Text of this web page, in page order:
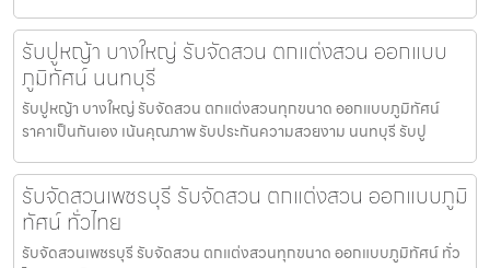
รับปูหญ้า บางใหญ่ รับจัดสวน ตกแต่งสวน ออกแบบ
ภูมิทัศน์ นนทบุรี
รับปูหญ้า บางใหญ่ รับจัดสวน ตกแต่งสวนทุกขนาด ออกแบบภูมิทัศน์
ราคาเป็นกันเอง เน้นคุณภาพ รับประกันความสวยงาม นนทบุรี รับปู
รับจัดสวนเพชรบุรี รับจัดสวน ตกแต่งสวน ออกแบบภูมิ
ทัศน์ ทั่วไทย
รับจัดสวนเพชรบุรี รับจัดสวน ตกแต่งสวนทุกขนาด ออกแบบภูมิทัศน์ ทั่ว